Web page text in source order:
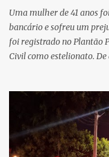
possível à população.
teoria da admini...
Uma mulher de 41 anos
bancário e sofreu um
foi registrado no Plantão
Civil como estelionato. De
suspeito alegou que
e passou a orientar a
ser realizados. Dias
PDF simulando uma